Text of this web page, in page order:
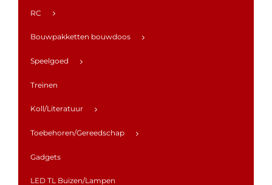
RC
Bouwpakketten bouwdoos
Speelgoed
Treinen
Koll/Literatuur
Toebehoren/Gereedschap
Gadgets
LED TL Buizen/Lampen